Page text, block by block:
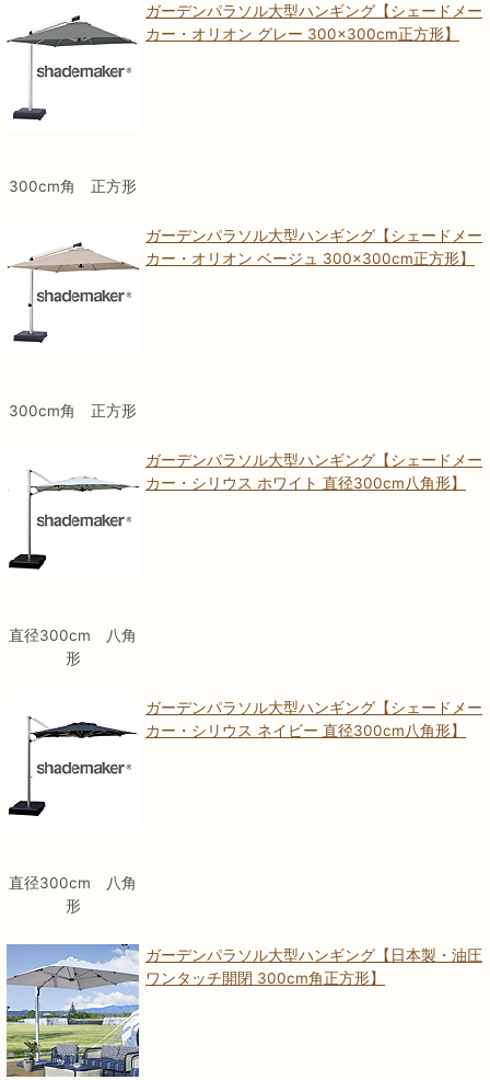
300cm角 正方形
ガーデンパラソル大型ハンギング【シェードメー
カー・オリオン グレー 300×300cm正方形】
300cm角 正方形
ガーデンパラソル大型ハンギング【シェードメー
カー・オリオン ベージュ 300×300cm正方形】
直径300cm 八角
形
ガーデンパラソル大型ハンギング【シェードメー
カー・シリウス ホワイト 直径300cm八角形】
直径300cm 八角
形
ガーデンパラソル大型ハンギング【シェードメー
カー・シリウス ネイビー 直径300cm八角形】
ガーデンパラソル大型ハンギング【日本製・油圧
ワンタッチ開閉 300cm角正方形】